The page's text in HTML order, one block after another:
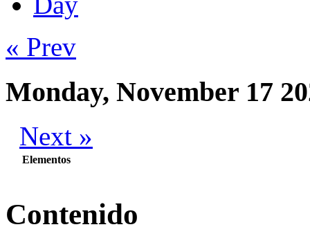
« Prev
Monday, November 17
Next »
Elementos
Contenido